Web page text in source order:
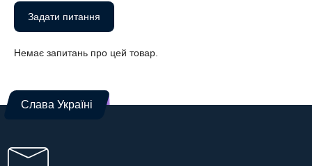
Задати питання
Немає запитань про цей товар.
Слава Україні